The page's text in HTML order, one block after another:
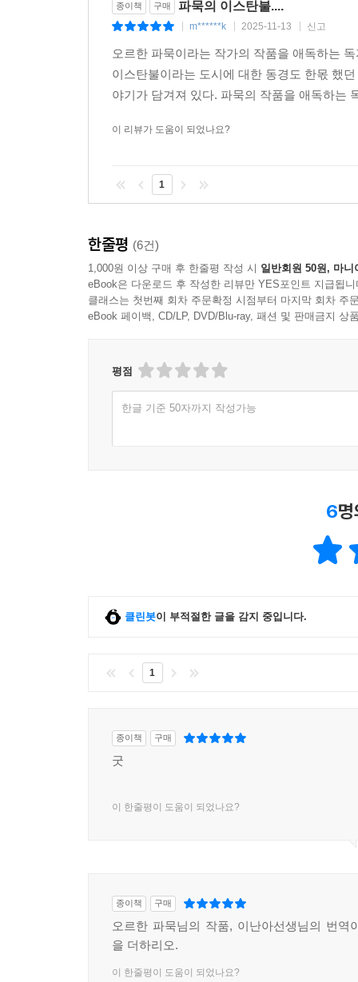
종이책 구매 파묵의 이스탄불....
m******k 2025-11-13 신고
오르한 파묵이라는 작가의 작품을 애독하는
이스탄불이라는 도시에 대한 동경도 한몫 했
야기가 담겨져 있다. 파묵의 작품을 애독하는
이 리뷰가 도움이 되었나요?
1
한줄평 (6건)
1,000원 이상 구매 후 한줄평 작성 시 일반회원 50원, 마니
eBook은 다운로드 후 작성한 리뷰만 YES포인트 지급됩니
클래스는 첫번째 회차 주문확정 시점부터 마지막 회차 주
eBook 페이백, CD/LP, DVD/Blu-ray, 패션 및 판매금지 상
평점
한글 기준 50자까지 작성가능
6
클린봇이 부적절한 글을 감지 중입니다.
1
종이책 구매
굿
이 한줄평이 도움이 되었나요?
종이책 구매
오르한 파묵님의 작품, 이난아선생님의 번역
을 더하리오.
이 한줄평이 도움이 되었나요?